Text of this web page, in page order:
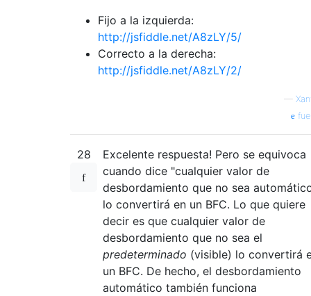
Fijo a la izquierda:
http://jsfiddle.net/A8zLY/5/
Correcto a la derecha:
http://jsfiddle.net/A8zLY/2/
—
28
Excelente respuesta! Pero se equivoca
cuando dice "cualquier valor de
desbordamiento que no sea
lo convertirá en un BFC. Lo que quiere
decir es que cualquier valor de
desbordamiento que no sea el
predeterminado (visible) lo convertirá
un BFC. De hecho, el desbordamiento
automático también funciona